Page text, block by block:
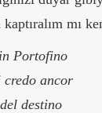
kaptıralım mı
Portofino
credo ancor
destino